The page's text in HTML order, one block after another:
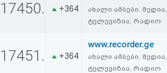
17450. +364
ახალი ამბები, მედია,
ტელევიზია, რადიო
17451. +364
www.recorder.ge
ახალი ამბები, მედია,
ტელევიზია, რადიო